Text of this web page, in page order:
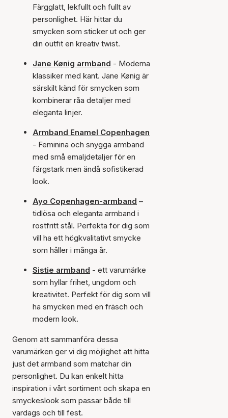
Färgglatt, lekfullt och fullt av
personlighet. Här hittar du
smycken som sticker ut och ger
din outfit en kreativ twist.
Jane Kønig armband - Moderna
klassiker med kant. Jane Kønig är
särskilt känd för smycken som
kombinerar råa detaljer med
eleganta linjer.
Armband Enamel Copenhagen
- Feminina och snygga armband
med små emaljdetaljer för en
färgstark men ändå sofistikerad
look.
Ayo Copenhagen-armband –
tidlösa och eleganta armband i
rostfritt stål. Perfekta för dig som
vill ha ett högkvalitativt smycke
som håller i många år.
Sistie armband - ett varumärke
som hyllar frihet, ungdom och
kreativitet. Perfekt för dig som vill
ha smycken med en fräsch och
modern look.
Genom att sammanföra dessa
varumärken ger vi dig möjlighet att hitta
just det armband som matchar din
personlighet. Du kan enkelt hitta
inspiration i vårt sortiment och skapa en
smyckeslook som passar både till
vardags och till fest.